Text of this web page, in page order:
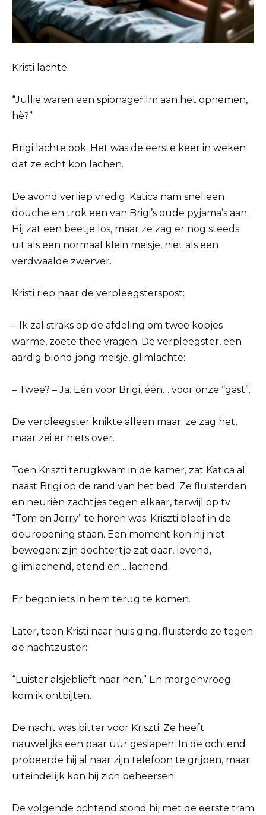
Kristi lachte.
“Jullie waren een spionagefilm aan het opnemen,
hè?”
Brigi lachte ook. Het was de eerste keer in weken
dat ze echt kon lachen.
De avond verliep vredig. Katica nam snel een
douche en trok een van Brigi’s oude pyjama’s aan.
Hij zat een beetje los, maar ze zag er nog steeds
uit als een normaal klein meisje, niet als een
verdwaalde zwerver.
Kristi riep naar de verpleegsterspost:
– Ik zal straks op de afdeling om twee kopjes
warme, zoete thee vragen. De verpleegster, een
aardig blond jong meisje, glimlachte:
– Twee? – Ja. Eén voor Brigi, één… voor onze “gast”.
De verpleegster knikte alleen maar: ze zag het,
maar zei er niets over.
Toen Kriszti terugkwam in de kamer, zat Katica al
naast Brigi op de rand van het bed. Ze fluisterden
en neuriën zachtjes tegen elkaar, terwijl op tv
“Tom en Jerry” te horen was. Kriszti bleef in de
deuropening staan. Een moment kon hij niet
bewegen: zijn dochtertje zat daar, levend,
glimlachend, etend en… lachend.
Er begon iets in hem terug te komen.
Later, toen Kristi naar huis ging, fluisterde ze tegen
de nachtzuster:
“Luister alsjeblieft naar hen.” En morgenvroeg
kom ik ontbijten.
De nacht was bitter voor Kriszti. Ze heeft
nauwelijks een paar uur geslapen. In de ochtend
probeerde hij al naar zijn telefoon te grijpen, maar
uiteindelijk kon hij zich beheersen.
De volgende ochtend stond hij met de eerste tram